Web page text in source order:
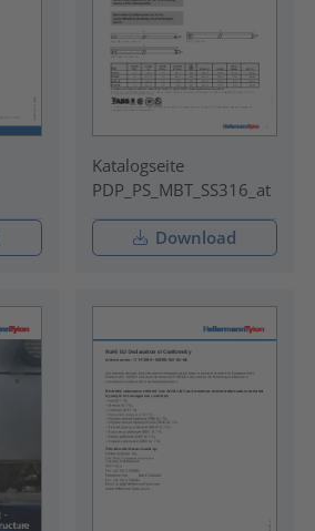
Katalogseite
PDP_PS_MBT_SS316_at
Download